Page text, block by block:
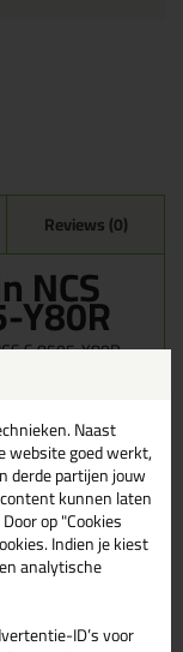
Reviews (0)
NCS
Y80R
S 8505-Y80R
van dit
Naast
website goed werkt,
derde partijen jouw
kunnen laten
Door op "Cookies
Indien je kiest
analytische
ID’s voor